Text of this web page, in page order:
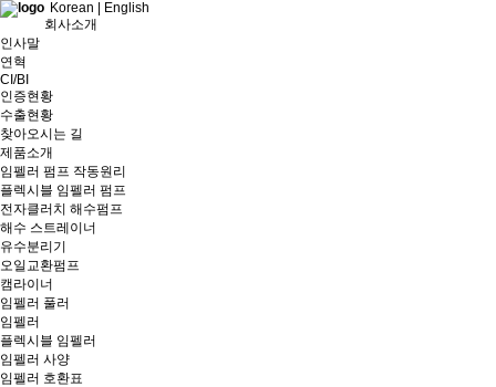
Korean
English
회사소개
인사말
연혁
CI/BI
인증현황
수출현황
찾아오시는 길
제품소개
임펠러 펌프 작동원리
플렉시블 임펠러 펌프
전자클러치 해수펌프
해수 스트레이너
유수분리기
오일교환펌프
캠라이너
임펠러 풀러
임펠러
플렉시블 임펠러
임펠러 사양
임펠러 호환표